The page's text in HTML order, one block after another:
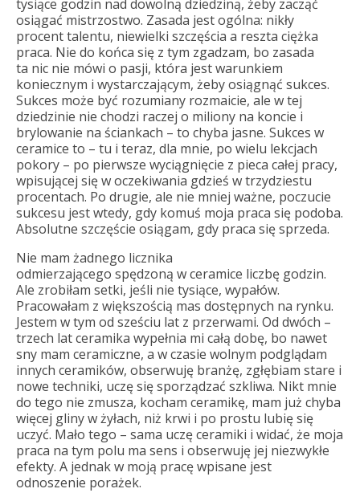
tysiące godzin nad dowolną dziedziną, żeby zacząć
osiągać mistrzostwo. Zasada jest ogólna: nikły
procent talentu, niewielki szczęścia a reszta ciężka
praca. Nie do końca się z tym zgadzam, bo zasada
ta nic nie mówi o pasji, która jest warunkiem
koniecznym i wystarczającym, żeby osiągnąć sukces.
Sukces może być rozumiany rozmaicie, ale w tej
dziedzinie nie chodzi raczej o miliony na koncie i
brylowanie na ściankach – to chyba jasne. Sukces w
ceramice to – tu i teraz, dla mnie, po wielu lekcjach
pokory – po pierwsze wyciągnięcie z pieca całej pracy,
wpisującej się w oczekiwania gdzieś w trzydziestu
procentach. Po drugie, ale nie mniej ważne, poczucie
sukcesu jest wtedy, gdy komuś moja praca się podoba.
Absolutne szczęście osiągam, gdy praca się sprzeda.
Nie mam żadnego licznika
odmierzającego spędzoną w ceramice liczbę godzin.
Ale zrobiłam setki, jeśli nie tysiące, wypałów.
Pracowałam z większością mas dostępnych na rynku.
Jestem w tym od sześciu lat z przerwami. Od dwóch –
trzech lat ceramika wypełnia mi całą dobę, bo nawet
sny mam ceramiczne, a w czasie wolnym podglądam
innych ceramików, obserwuję branżę, zgłębiam stare i
nowe techniki, uczę się sporządzać szkliwa. Nikt mnie
do tego nie zmusza, kocham ceramikę, mam już chyba
więcej gliny w żyłach, niż krwi i po prostu lubię się
uczyć. Mało tego – sama uczę ceramiki i widać, że moja
praca na tym polu ma sens i obserwuję jej niezwykłe
efekty. A jednak w moją pracę wpisane jest
odnoszenie porażek.